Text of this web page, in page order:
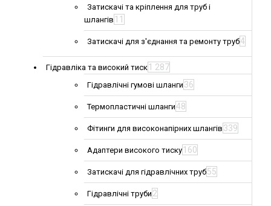
Затискачі та кріплення для труб і
шлангів 11
Затискачі для з'єднання та ремонту труб4
Гідравліка та високий тиск 1 287
Гідравлічні гумові шланги 36
Термопластичні шланги48
Фітинги для високонапірних шлангів 339
Адаптери високого тиску 160
Затискачі для гідравлічних труб55
Гідравлічні труби 2